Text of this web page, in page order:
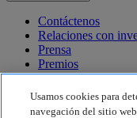
Contáctenos
Relaciones con
Prensa
Premios
Eventos
Sostenibilidad
Usamos cookies para
navegación del sitio